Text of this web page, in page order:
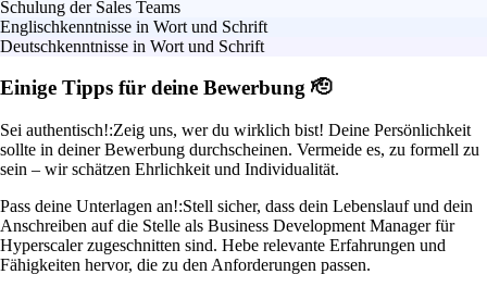
Schulung der Sales Teams
Englischkenntnisse in Wort und Schrift
Deutschkenntnisse in Wort und Schrift
Einige Tipps für deine Bewerbung 🫡
Sei authentisch!:Zeig uns, wer du wirklich bist! Deine Persönlichkeit
sollte in deiner Bewerbung durchscheinen. Vermeide es, zu formell zu
sein – wir schätzen Ehrlichkeit und Individualität.
Pass deine Unterlagen an!:Stell sicher, dass dein Lebenslauf und dein
Anschreiben auf die Stelle als Business Development Manager für
Hyperscaler zugeschnitten sind. Hebe relevante Erfahrungen und
Fähigkeiten hervor, die zu den Anforderungen passen.